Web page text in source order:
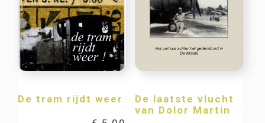
De tram rijdt weer
De laatste vlucht
van Dolor Martin